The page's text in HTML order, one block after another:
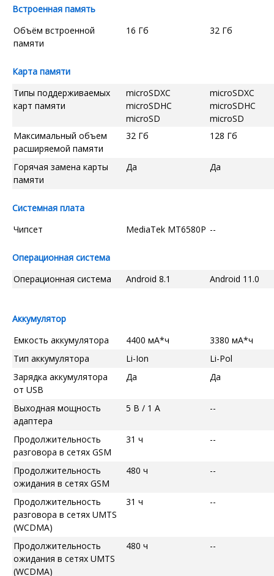
Встроенная память
Объём встроенной
памяти
16 Гб 32 Гб
Карта памяти
Типы поддерживаемых
карт памяти
microSDXC
microSDHC
microSD
microSDXC
microSDHC
microSD
Максимальный объем
расширяемой памяти
32 Гб 128 Гб
Горячая замена карты
памяти
Да Да
Системная плата
Чипсет
MediaTek MT6580P --
Операционная система
Операционная система
Android 8.1 Android 11.0
Аккумулятор
Емкость аккумулятора
4400 мА*ч
3380 мА*ч
Тип аккумулятора
Li-Ion
Li-Pol
Зарядка аккумулятора
от USB
Да Да
Выходная мощность
адаптера
5 В / 1 А --
Продолжительность
разговора в сетях GSM
31 ч --
Продолжительность
ожидания в сетях GSM
480 ч --
Продолжительность
разговора в сетях UMTS
(WCDMA)
31 ч --
Продолжительность
ожидания в сетях UMTS
(WCDMA)
480 ч --